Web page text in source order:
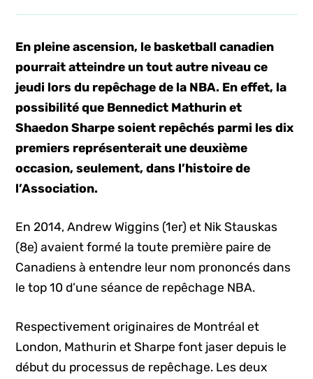
En pleine ascension, le basketball canadien
pourrait atteindre un tout autre niveau ce
jeudi lors du repêchage de la NBA. En effet, la
possibilité que Bennedict Mathurin et
Shaedon Sharpe soient repêchés parmi les dix
premiers représenterait une deuxième
occasion, seulement, dans l’histoire de
l’Association.
En 2014, Andrew Wiggins (1er) et Nik Stauskas
(8e) avaient formé la toute première paire de
Canadiens à entendre leur nom prononcés dans
le top 10 d’une séance de repêchage NBA.
Respectivement originaires de Montréal et
London, Mathurin et Sharpe font jaser depuis le
début du processus de repêchage. Les deux